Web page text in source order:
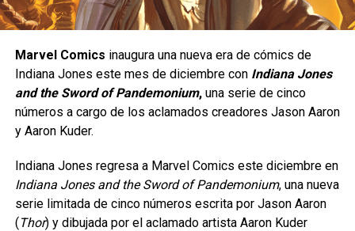
estilo de juego ofensivo;se trata de un personaje de
tiporushdown, cuyo objetivo es mantenerse cerca del
rival para presionarlo de manera constante y obligarlo a
cometer errores. Su estilo de combate está inspirado en
Eskrima
, un arte marcial filipino, e incorpora el uso de
un
, además de una gran movilidad, ataques
rápidos y múltiples opciones para extender combos.
Marvel Comics inaugura una nueva era de cómics de
Indiana Jones este mes de diciembre con Indiana Jones
and the Sword of Pandemonium,una serie de cinco
números a cargo de los aclamados creadores Jason Aaron
y Aaron Kuder.
Indiana Jones regresa a Marvel Comics este diciembre en
Indiana Jones and the Sword of Pandemonium, una nueva
serie limitada de cinco números escrita por Jason Aaron
(Thor) y dibujada por el aclamado artista Aaron Kuder